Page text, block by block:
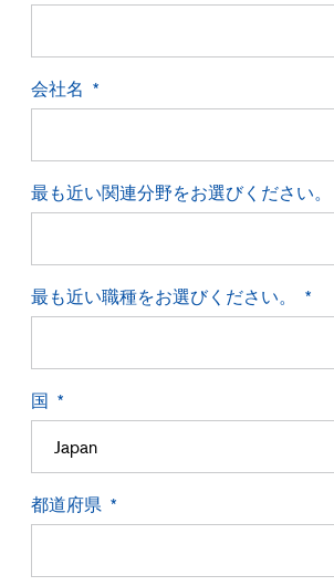
会社名
最も近い関連分野をお選びください。
最も近い職種をお選びください。
国
都道府県